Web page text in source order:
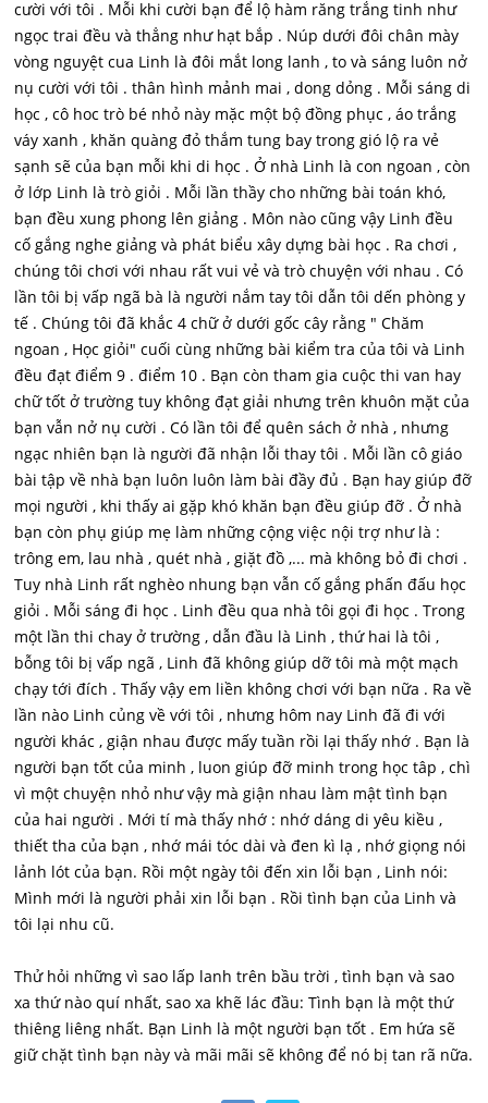
cười với tôi . Mỗi khi cười bạn để lộ hàm răng trắng tinh như
ngọc trai đều và thẳng như hạt bắp . Núp dưới đôi chân mày
vòng nguyệt cua Linh là đôi mắt long lanh , to và sáng luôn nở
nụ cười với tôi . thân hình mảnh mai , dong dỏng . Mỗi sáng di
học , cô hoc trò bé nhỏ này mặc một bộ đồng phục , áo trắng
váy xanh , khăn quàng đỏ thắm tung bay trong gió lộ ra vẻ
sạnh sẽ của bạn mỗi khi di học . Ở nhà Linh là con ngoan , còn
ở lớp Linh là trò giỏi . Mỗi lần thầy cho những bài toán khó,
bạn đều xung phong lên giảng . Môn nào cũng vậy Linh đều
cố gắng nghe giảng và phát biểu xây dựng bài học . Ra chơi ,
chúng tôi chơi với nhau rất vui vẻ và trò chuyện với nhau . Có
lần tôi bị vấp ngã bà là người nắm tay tôi dẫn tôi dến phòng y
tế . Chúng tôi đã khắc 4 chữ ở dưới gốc cây rằng " Chăm
ngoan , Học giỏi" cuối cùng những bài kiểm tra của tôi và Linh
đều đạt điểm 9 . điểm 10 . Bạn còn tham gia cuộc thi van hay
chữ tốt ở trường tuy không đạt giải nhưng trên khuôn mặt của
bạn vẫn nở nụ cười . Có lần tôi để quên sách ở nhà , nhưng
ngạc nhiên bạn là người đã nhận lỗi thay tôi . Mỗi lần cô giáo
bài tập về nhà bạn luôn luôn làm bài đầy đủ . Bạn hay giúp đỡ
mọi người , khi thấy ai gặp khó khăn bạn đều giúp đỡ . Ở nhà
bạn còn phụ giúp mẹ làm những cộng việc nội trợ như là :
trông em, lau nhà , quét nhà , giặt đồ ,... mà không bỏ đi chơi .
Tuy nhà Linh rất nghèo nhung bạn vẫn cố gắng phấn đấu học
giỏi . Mỗi sáng đi học . Linh đều qua nhà tôi gọi đi học . Trong
một lần thi chay ở trường , dẫn đầu là Linh , thứ hai là tôi ,
bỗng tôi bị vấp ngã , Linh đã không giúp dỡ tôi mà một mạch
chạy tới đích . Thấy vậy em liền không chơi với bạn nữa . Ra về
lần nào Linh củng về với tôi , nhưng hôm nay Linh đã đi với
người khác , giận nhau được mấy tuần rồi lại thấy nhớ . Bạn là
người bạn tốt của minh , luon giúp đỡ minh trong học tâp , chì
vì một chuyện nhỏ như vậy mà giận nhau làm mật tình bạn
của hai người . Mới tí mà thấy nhớ : nhớ dáng di yêu kiều ,
thiết tha của bạn , nhớ mái tóc dài và đen kì lạ , nhớ giọng nói
lảnh lót của bạn. Rồi một ngày tôi đến xin lỗi bạn , Linh nói:
Mình mới là người phải xin lỗi bạn . Rồi tình bạn của Linh và
tôi lại nhu cũ.
Thử hỏi những vì sao lấp lanh trên bầu trời , tình bạn và sao
xa thứ nào quí nhất, sao xa khẽ lác đầu: Tình bạn là một thứ
thiêng liêng nhất. Bạn Linh là một người bạn tốt . Em hứa sẽ
giữ chặt tình bạn này và mãi mãi sẽ không để nó bị tan rã nữa.